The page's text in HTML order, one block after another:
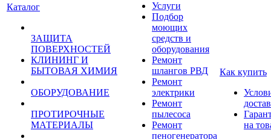
Каталог
ЗАЩИТА
ПОВЕРХНОСТЕЙ
КЛИНИНГ И
БЫТОВАЯ ХИМИЯ
ОБОРУДОВАНИЕ
ПРОТИРОЧНЫЕ
МАТЕРИАЛЫ
Услуги
Подбор
моющих
средств и
оборудования
Ремонт
шлангов РВД
Ремонт
электрики
Ремонт
пылесоса
Ремонт
пеногенератора
Как купить
на